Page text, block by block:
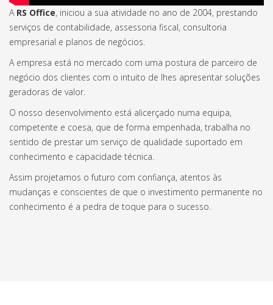
A RS Office, iniciou a sua atividade no ano de 2004, prestando
serviços de contabilidade, assessoria fiscal, consultoria
empresarial e planos de negócios.
A empresa está no mercado com uma postura de parceiro de
negócio dos clientes com o intuito de lhes apresentar soluções
geradoras de valor.
O nosso desenvolvimento está alicerçado numa equipa,
competente e coesa, que de forma empenhada, trabalha no
sentido de prestar um serviço de qualidade suportado em
conhecimento e capacidade técnica.
Assim projetamos o futuro com confiança, atentos às
mudanças e conscientes de que o investimento permanente no
conhecimento é a pedra de toque para o sucesso.